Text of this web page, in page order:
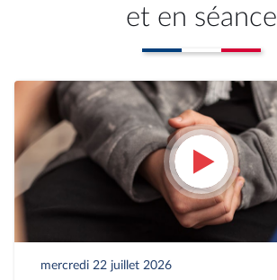
et en séance
mercredi 22 juillet 2026